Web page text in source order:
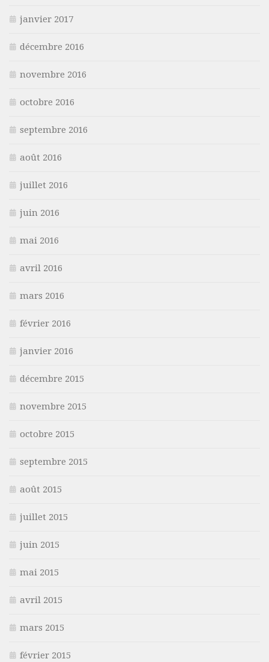
janvier 2017
décembre 2016
novembre 2016
octobre 2016
septembre 2016
août 2016
juillet 2016
juin 2016
mai 2016
avril 2016
mars 2016
février 2016
janvier 2016
décembre 2015
novembre 2015
octobre 2015
septembre 2015
août 2015
juillet 2015
juin 2015
mai 2015
avril 2015
mars 2015
février 2015